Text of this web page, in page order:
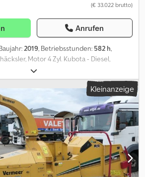
(€ 33.022 brutto)
Anrufen
2019, Betriebsstunden: 582 h,
Motor 4 Zyl. Kubota - Diesel,
mit 4 stk. A8 Stahlmesser, Material bis zu
Zustand, Betriebsstd.: 582, Fahrzeug
und/oder beschriftet sein SI87006
Unser Angebot ist generell ohne neue
TÜV-Abnahme erwünscht, unterbreiten
unserer Partnerwerkstätten!
beklebt und/oder beschriftet sein.
Liefer- und Zahlungsbedingungen.
für dieses Objekt ein Finanzierungs-
sprechen Sie uns an!
Kleinanzeige